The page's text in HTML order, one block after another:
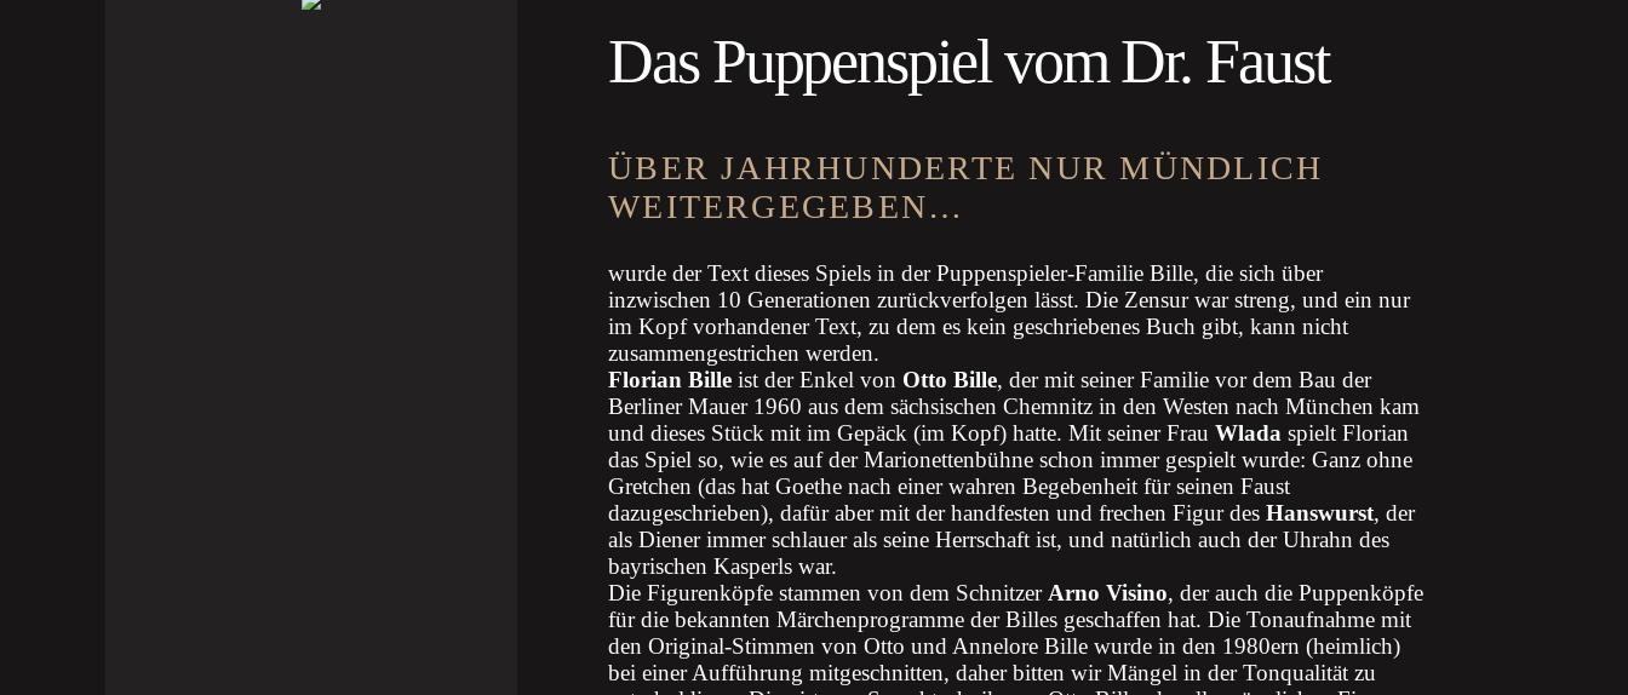
Das Puppenspiel vom Dr. Faust
ÜBER JAHRHUNDERTE NUR MÜNDLICH
WEITERGEGEBEN…
wurde der Text dieses Spiels in der Puppenspieler-Familie Bille, die sich über
inzwischen 10 Generationen zurückverfolgen lässt. Die Zensur war streng, und ein nur
im Kopf vorhandener Text, zu dem es kein geschriebenes Buch gibt, kann nicht
zusammengestrichen werden.
Florian Bille ist der Enkel von Otto Bille, der mit seiner Familie vor dem Bau der
Berliner Mauer 1960 aus dem sächsischen Chemnitz in den Westen nach München kam
und dieses Stück mit im Gepäck (im Kopf) hatte. Mit seiner FrauWlada spielt Florian
das Spiel so, wie es auf der Marionettenbühne schon immer gespielt wurde: Ganz ohne
Gretchen (das hat Goethe nach einer wahren Begebenheit für seinen Faust
dazugeschrieben), dafür aber mit der handfesten und frechen Figur desHanswurst, der
als Diener immer schlauer als seine Herrschaft ist, und natürlich auch der Uhrahn des
bayrischen Kasperls war.
Die Figurenköpfe stammen von dem SchnitzerArno Visino, der auch die Puppenköpfe
für die bekannten Märchenprogramme der Billes geschaffen hat. Die Tonaufnahme mit
den Original-Stimmen von Otto und Annelore Bille wurde in den 1980ern (heimlich)
bei einer Aufführung mitgeschnitten, daher bitten wir Mängel in der Tonqualität zu